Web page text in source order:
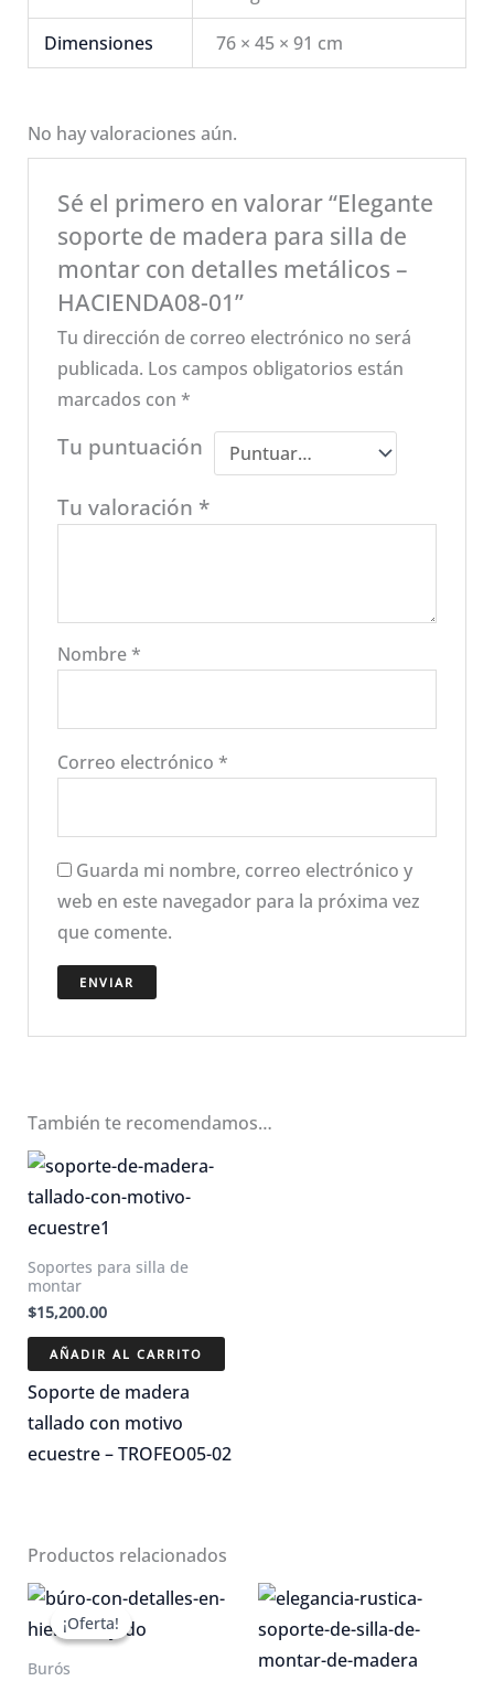
Dimensiones 76 × 45 × 91 cm
No hay valoraciones aún.
Sé el primero en valorar “Elegante
soporte de madera para silla de
montar con detalles metálicos –
HACIENDA08-01”
Tu dirección de correo electrónico no será
publicada. Los campos obligatorios están
marcados con *
Tu puntuación
Tu valoración *
Nombre *
Correo electrónico *
Guarda mi nombre, correo electrónico y
web en este navegador para la próxima vez
que comente.
También te recomendamos…
Soportes para silla de
montar
$15,200.00
AÑADIR AL CARRITO
Soporte de madera
tallado con motivo
ecuestre – TROFEO05-02
Productos relacionados
¡Oferta!
¡Oferta!
Burós